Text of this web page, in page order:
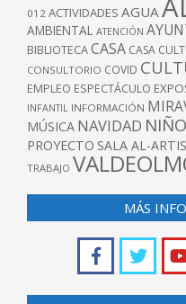
012 ACTIVIDADES AGUA
AMBIENTAL ATENCIÓN
BIBLIOTECACASA CASA
CONSULTORIO COVID
EMPLEO ESPECTÁCULO
INFANTIL INFORMACIÓN
MÚSICA NAVIDAD
PROYECTO SALA AL-ARTIS
TRABAJO
MÁS